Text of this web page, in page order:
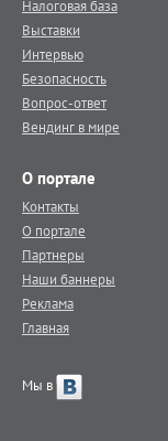
Налоговая база
Выставки
Интервью
Безопасность
Вопрос-ответ
Вендинг в мире
О портале
Контакты
О портале
Партнеры
Наши баннеры
Реклама
Главная
Мы в